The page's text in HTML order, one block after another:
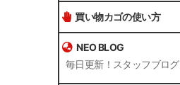
買い物カゴの使い方
NEO BLOG
毎日更新！スタッフブログ